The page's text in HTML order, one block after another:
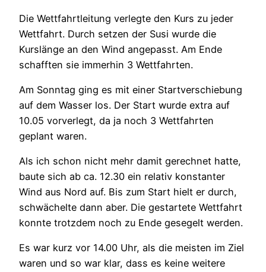
Die Wettfahrtleitung verlegte den Kurs zu jeder
Wettfahrt. Durch setzen der Susi wurde die
Kurslänge an den Wind angepasst. Am Ende
schafften sie immerhin 3 Wettfahrten.
Am Sonntag ging es mit einer Startverschiebung
auf dem Wasser los. Der Start wurde extra auf
10.05 vorverlegt, da ja noch 3 Wettfahrten
geplant waren.
Als ich schon nicht mehr damit gerechnet hatte,
baute sich ab ca. 12.30 ein relativ konstanter
Wind aus Nord auf. Bis zum Start hielt er durch,
schwächelte dann aber. Die gestartete Wettfahrt
konnte trotzdem noch zu Ende gesegelt werden.
Es war kurz vor 14.00 Uhr, als die meisten im Ziel
waren und so war klar, dass es keine weitere